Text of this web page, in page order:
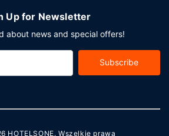
Up for Newsletter
about news and special offers!
Subscribe
HOTELSONE. Wszelkie prawa